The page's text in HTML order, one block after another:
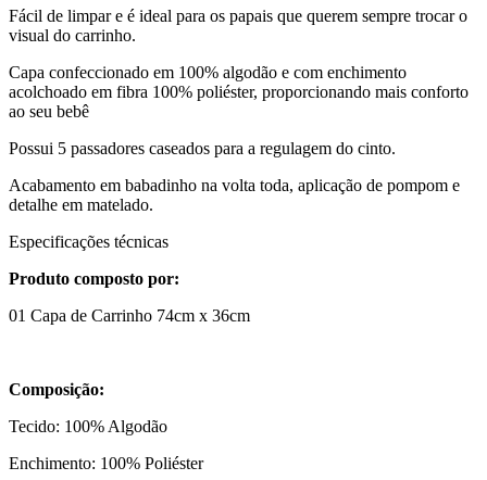
Fácil de limpar e é ideal para os papais que querem sempre trocar o
visual do carrinho.
Capa confeccionado em 100% algodão e com enchimento
acolchoado em fibra 100% poliéster, proporcionando mais conforto
ao seu bebê
Possui 5 passadores caseados para a regulagem do cinto.
Acabamento em babadinho na volta toda, aplicação de pompom e
detalhe em matelado.
Especificações técnicas
Produto composto por:
01 Capa de Carrinho 74cm x 36cm
Composição:
Tecido: 100% Algodão
Enchimento: 100% Poliéster